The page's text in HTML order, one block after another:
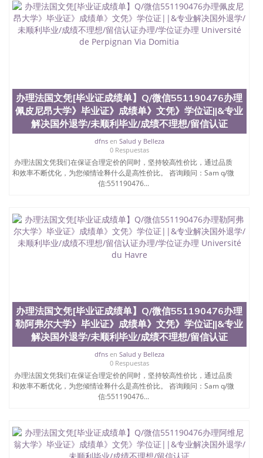
办理法国文凭[毕业证成绩单】Q/微信551190476办理
佩皮尼昂大学》毕业证》成绩单》文凭》学位证||&专业
解决国外退学/未顺利毕业/成绩不理想/留信认证
dfnsen Salud y Belleza
0 Respuestas
办理法国文凭我们在保证合理定价的同时，坚持较高性价比，通过品质
和效率不断优化，为您倾情诠释什么是高性价比。 咨询顾问：Sam q/微
信:551190476...
办理法国文凭[毕业证成绩单】Q/微信551190476办理
勒阿弗尔大学》毕业证》成绩单》文凭》学位证||&专业
解决国外退学/未顺利毕业/成绩不理想/留信认证
dfnsen Salud y Belleza
0 Respuestas
办理法国文凭我们在保证合理定价的同时，坚持较高性价比，通过品质
和效率不断优化，为您倾情诠释什么是高性价比。 咨询顾问：Sam q/微
信:551190476...